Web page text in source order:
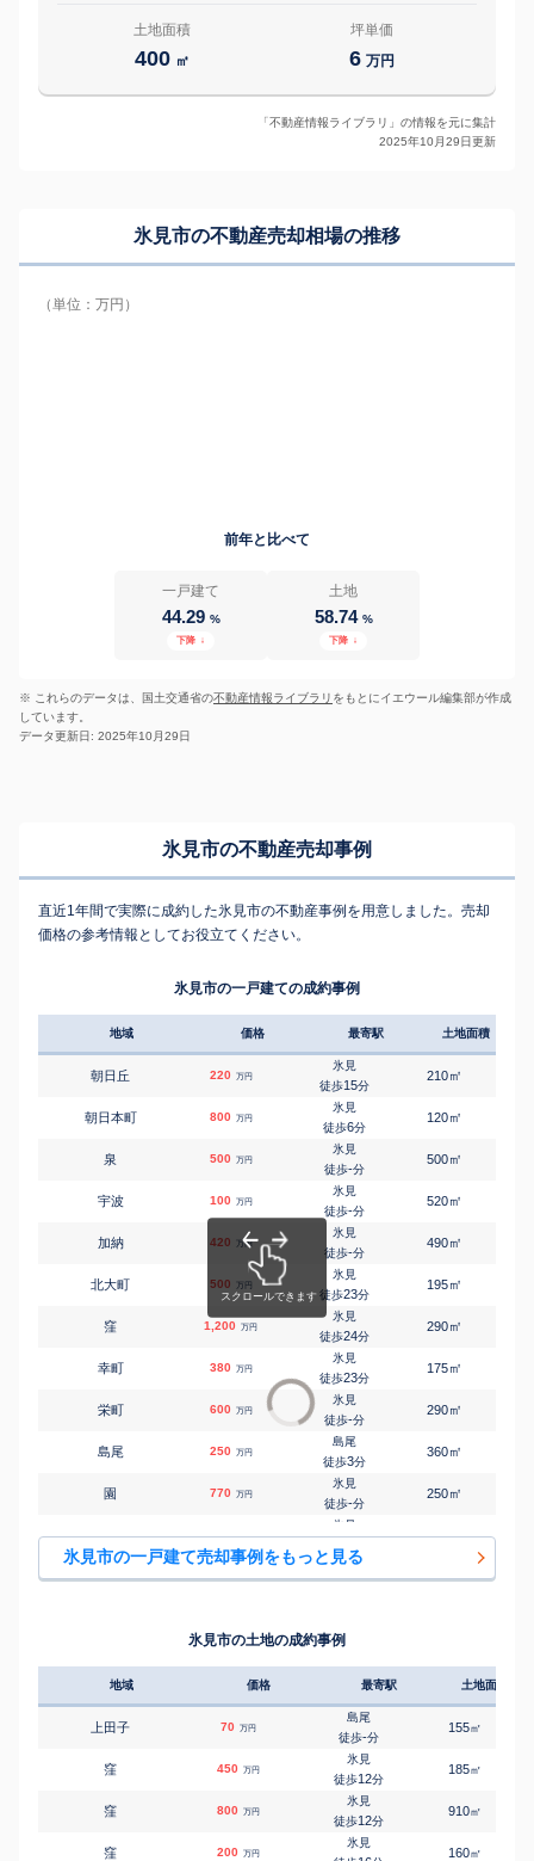
土地面積
400 ㎡
坪単価
6 万円
「不動産情報ライブラリ」の情報を元に集計
2025年10月29日更新
氷見市の不動産売却相場の推移
（単位：万円）
前年と比べて
一戸建て
44.29 %
下降 ↓
土地
58.74 %
下降 ↓
※ これらのデータは、国土交通省の不動産情報ライブラリ をもとにイエウール編集部が作成
しています。
データ更新日: 2025年10月29日
氷見市の不動産売却事例
直近1年間で実際に成約した氷見市の不動産事例を用意しました。売却
価格の参考情報としてお役立てください。
氷見市の一戸建ての成約事例
地域 価格 最寄駅 土地面積
朝日丘 220 万円
氷見
徒歩15分
210㎡
朝日本町 800 万円
氷見
徒歩6分
120㎡
泉 500 万円
氷見
徒歩-分
500㎡
宇波 100 万円
氷見
徒歩-分
520㎡
加納 420 万円
氷見
徒歩-分
490㎡
北大町 500 万円
氷見
徒歩23分
195㎡
窪 1,200 万円
氷見
徒歩24分
290㎡
幸町 380 万円
氷見
徒歩23分
175㎡
栄町 600 万円
氷見
徒歩-分
290㎡
島尾 250 万円
島尾
徒歩3分
360㎡
園 770 万円
氷見
徒歩-分
250㎡
早借 500 万円
氷見
580㎡
氷見市の一戸建て売却事例をもっと見る
氷見市の土地の成約事例
地域 価格 最寄駅 土地面積
上田子 70 万円
島尾
徒歩-分
155㎡
窪 450 万円
氷見
徒歩12分
185㎡
窪 800 万円
氷見
徒歩12分
910㎡
窪 200 万円
氷見
160㎡